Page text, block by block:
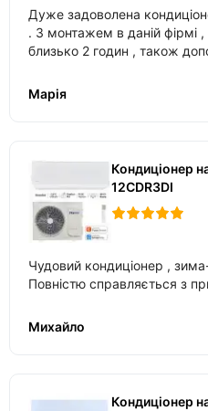
Дуже задоволена
. З монтажем в даній фірмі , встановлення зайняло
близько 2 годин , також допомогли налаштувати
Марія
Кондиціонер
12CDR3DI
Чудовий кондиціонер ,
Повністю
Михайло
Кондиціонер